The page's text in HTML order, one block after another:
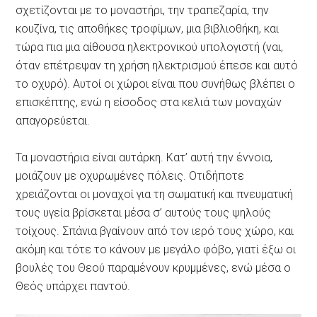
σχετίζονται με το μοναστήρι, την τραπεζαρία, την
κουζίνα, τις αποθήκες τροφίμων, μια βιβλιοθήκη, και
τώρα πια μια αίθουσα ηλεκτρονικού υπολογιστή (ναι,
όταν επέτρεψαν τη χρήση ηλεκτρισμού έπεσε και αυτό
το οχυρό). Αυτοί οι χώροι είναι που συνήθως βλέπει ο
επισκέπτης, ενώ η είσοδος στα κελιά των μοναχών
απαγορεύεται.
Τα μοναστήρια είναι αυτάρκη. Κατ’ αυτή την έννοια,
μοιάζουν με οχυρωμένες πόλεις. Οτιδήποτε
χρειάζονται οι μοναχοί για τη σωματική και πνευματική
τους υγεία βρίσκεται μέσα σ’ αυτούς τους ψηλούς
τοίχους. Σπάνια βγαίνουν από τον ιερό τους χώρο, και
ακόμη και τότε το κάνουν με μεγάλο φόβο, γιατί έξω οι
βουλές του Θεού παραμένουν κρυμμένες, ενώ μέσα ο
Θεός υπάρχει παντού.